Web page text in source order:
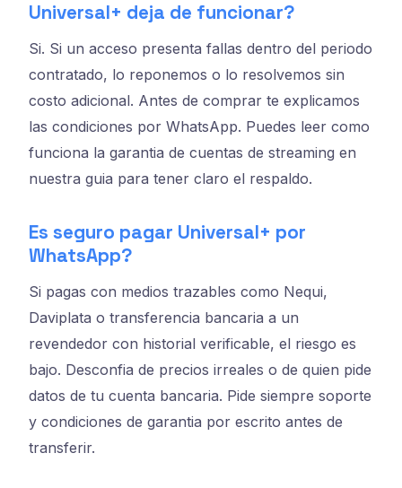
Universal+ deja de funcionar?
Si. Si un acceso presenta fallas dentro del periodo
contratado, lo reponemos o lo resolvemos sin
costo adicional. Antes de comprar te explicamos
las condiciones por WhatsApp. Puedes leer como
funciona la garantia de cuentas de streaming en
nuestra guia para tener claro el respaldo.
Es seguro pagar Universal+ por
WhatsApp?
Si pagas con medios trazables como Nequi,
Daviplata o transferencia bancaria a un
revendedor con historial verificable, el riesgo es
bajo. Desconfia de precios irreales o de quien pide
datos de tu cuenta bancaria. Pide siempre soporte
y condiciones de garantia por escrito antes de
transferir.